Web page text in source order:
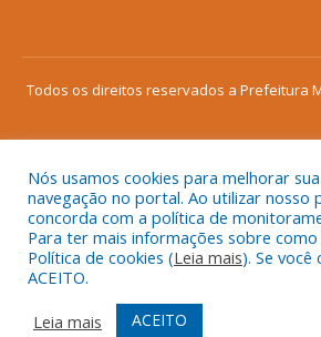
Todos os direitos reservados a Prefeitura
Mapa do Site
Acessar Área
Acessar o Webmail
Nós usamos cookies para melhorar
navegação no portal. Ao utilizar nosso
concorda com a política de
Para ter mais informações sobre
Política de cookies (Leia mais). Se você
ACEITO.
Leia mais
ACEITO